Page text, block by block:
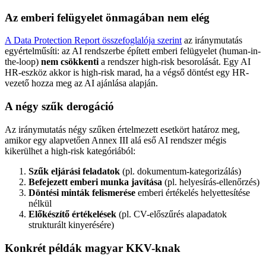
Az emberi felügyelet önmagában nem elég
A Data Protection Report összefoglalója szerintaz iránymutatás
egyértelműsíti: az AI rendszerbe épített emberi felügyelet (human-in-
the-loop) nem csökkentia rendszer high-risk besorolását. Egy AI
HR-eszköz akkor is high-risk marad, ha a végső döntést egy HR-
vezető hozza meg az AI ajánlása alapján.
A négy szűk derogáció
Az iránymutatás négy szűken értelmezett esetkört határoz meg,
amikor egy alapvetően Annex III alá eső AI rendszer mégis
kikerülhet a high-risk kategóriából:
Szűk eljárási feladatok (pl. dokumentum-kategorizálás)
Befejezett emberi munka javítása (pl. helyesírás-ellenőrzés)
Döntési minták felismerése emberi értékelés helyettesítése
nélkül
Előkészítő értékelések (pl. CV-előszűrés alapadatok
strukturált kinyerésére)
Konkrét példák magyar KKV-knak